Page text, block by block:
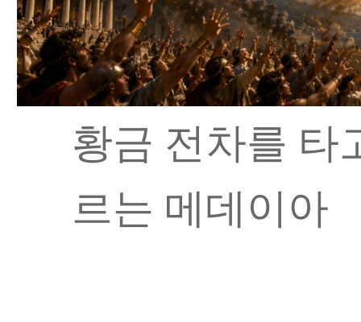
황금 전차를 타
르는 메데이아